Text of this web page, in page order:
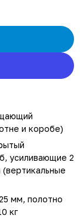
и коробе)
усиливающие 2
мм, полотно
кг